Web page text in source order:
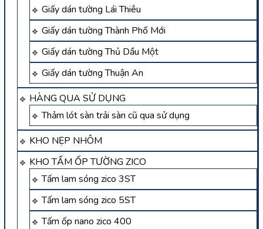
Giấy dán tường Lái Thiêu
Giấy dán tường Thành Phố Mới
Giấy dán tường Thủ Dầu Một
Giấy dán tường Thuận An
HÀNG QUA SỬ DỤNG
Thảm lót sàn trải sàn cũ qua sử dụng
KHO NẸP NHÔM
KHO TẤM ỐP TƯỜNG ZICO
Tấm lam sóng zico 3ST
Tấm lam sóng zico 5ST
Tấm ốp nano zico 400